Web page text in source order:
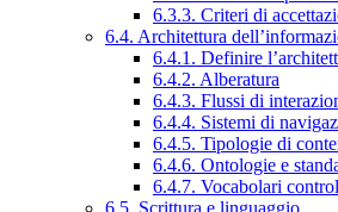
6.3.3. Criteri di
6.4. Architettura
6.4.1. Definire
6.4.2. Alberatura
6.4.3. Flussi di
6.4.4. Sistemi di
6.4.5. Tipologie di
6.4.6. Ontologie e
6.4.7. Vocabolari
6.5. Scrittura e linguaggio